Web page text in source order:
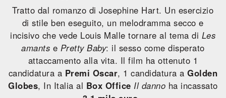
Tratto dal romanzo di Josephine Hart. Un esercizio
di stile ben eseguito, un melodramma secco e
incisivo che vede Louis Malle tornare al tema di Les
amants e Pretty Baby: il sesso come disperato
attaccamento alla vita. Il film ha ottenuto 1
candidatura a Premi Oscar, 1 candidatura aGolden
Globes, In Italia al Box Office Il danno ha incassato